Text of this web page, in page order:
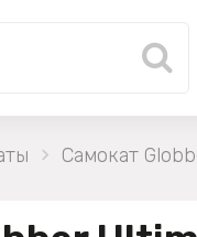
Самокат